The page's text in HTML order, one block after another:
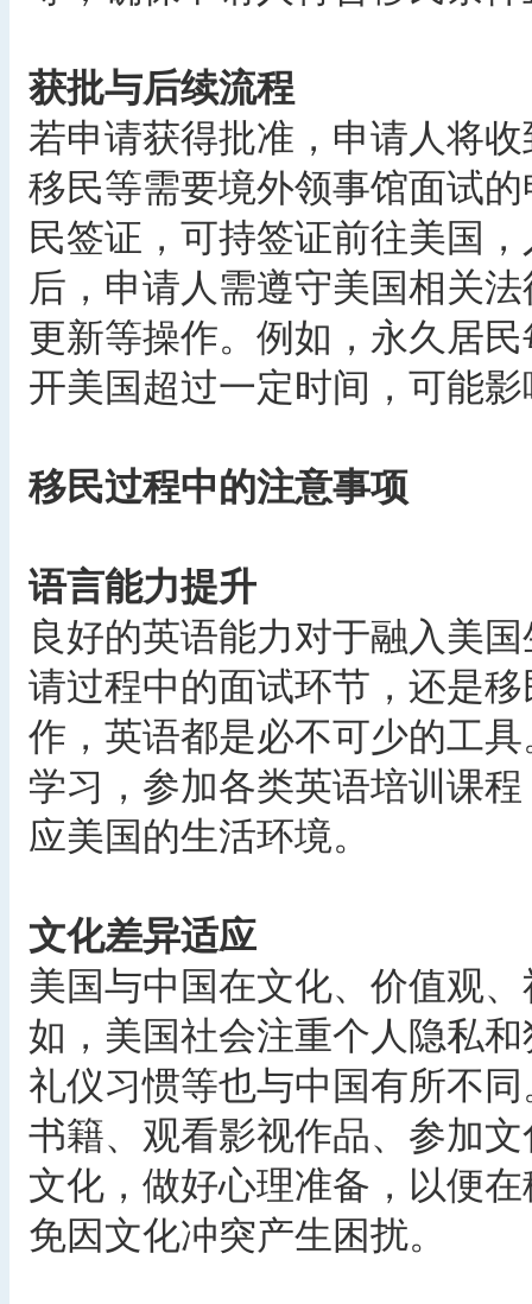
获批与后续流程
若申请获得批准，申请人将
移民等需要境外领事馆面试
民签证，可持签证前往美国
后，申请人需遵守美国相关
更新等操作。例如，永久居
开美国超过一定时间，可能
移民过程中的注意事项
语言能力提升
良好的英语能力对于融入美
请过程中的面试环节，还是
作，英语都是必不可少的工
学习，参加各类英语培训课
应美国的生活环境。
文化差异适应
美国与中国在文化、价值观
如，美国社会注重个人隐私
礼仪习惯等也与中国有所不
书籍、观看影视作品、参加
文化，做好心理准备，以便
免因文化冲突产生困扰。